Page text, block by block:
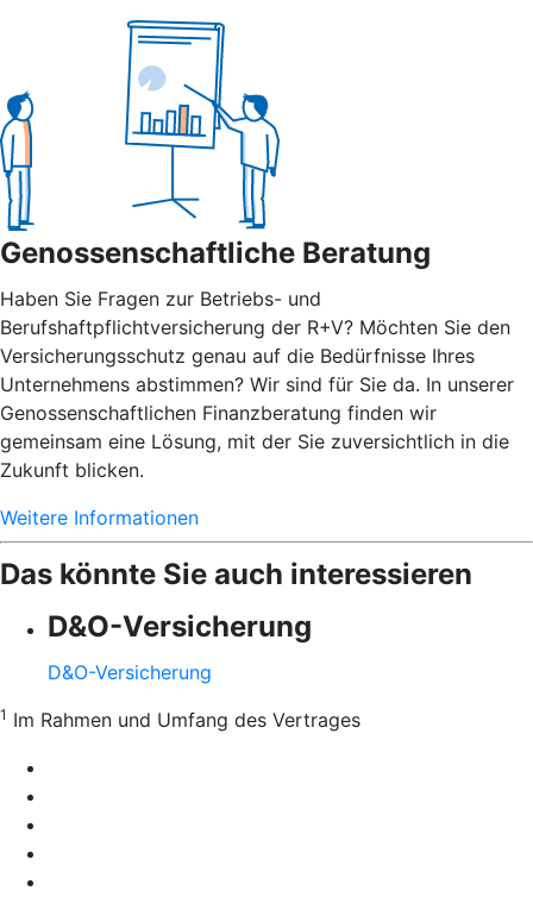
Genossenschaftliche Beratung
Haben Sie Fragen zur Betriebs- und
Berufshaftpflichtversicherung der R+V? Möchten Sie den
Versicherungsschutz genau auf die Bedürfnisse Ihres
Unternehmens abstimmen? Wir sind für Sie da. In unserer
Genossenschaftlichen Finanzberatung finden wir
gemeinsam eine Lösung, mit der Sie zuversichtlich in die
Zukunft blicken.
Weitere Informationen
Das könnte Sie auch interessieren
D&O-Versicherung
D&O-Versicherung
1 Im Rahmen und Umfang des Vertrages